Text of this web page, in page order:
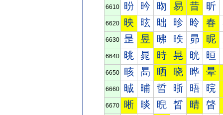
6610 昐 昑 昒 易 昔 昕
6620 映 昡 昢 昣 昤 春
6630 昰 昱 昲 昳 昴 昵
6640 晀 晁 時 晃 晄 晅
6650 晐 晑 晒 晓 晔 晕
6660 晠 晡 晢 晣 晤 晥
6670 晰 晱 晲 晳 晴 晵